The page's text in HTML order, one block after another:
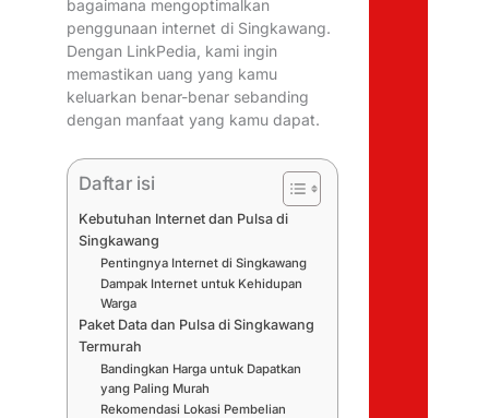
bagaimana mengoptimalkan
penggunaan internet di Singkawang.
Dengan LinkPedia, kami ingin
memastikan uang yang kamu
keluarkan benar-benar sebanding
dengan manfaat yang kamu dapat.
Daftar isi
Kebutuhan Internet dan Pulsa di
Singkawang
Pentingnya Internet di Singkawang
Dampak Internet untuk Kehidupan
Warga
Paket Data dan Pulsa di Singkawang
Termurah
Bandingkan Harga untuk Dapatkan
yang Paling Murah
Rekomendasi Lokasi Pembelian